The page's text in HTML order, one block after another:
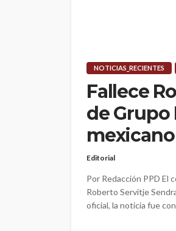
NOTICIAS_RECIENTES
Fallece
de
mexicano
Editorial
Por Redacción PPD El
Roberto Servitje
oficial, la noticia fue